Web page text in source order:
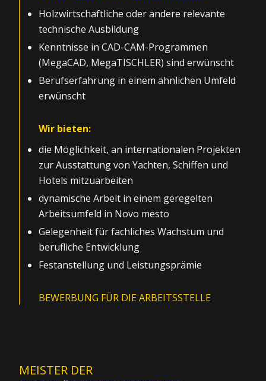
Holzwirtschaftliche oder andere relevante
technische Ausbildung
Kenntnisse in CAD-CAM-Programmen
(MegaCAD, MegaTISCHLER) sind erwünscht
Berufserfahrung in einem ähnlichen Umfeld
erwünscht
Wir bieten:
die Möglichkeit, an internationalen Projekten
zur Ausstattung von Yachten, Schiffen und
Hotels mitzuarbeiten
dynamische Arbeit in einem geregelten
Arbeitsumfeld in Novo mesto
Gelegenheit für fachliches Wachstum und
berufliche Entwicklung
Festanstellung und Leistungsprämie
BEWERBUNG FÜR DIE ARBEITSSTELLE
MEISTER DER